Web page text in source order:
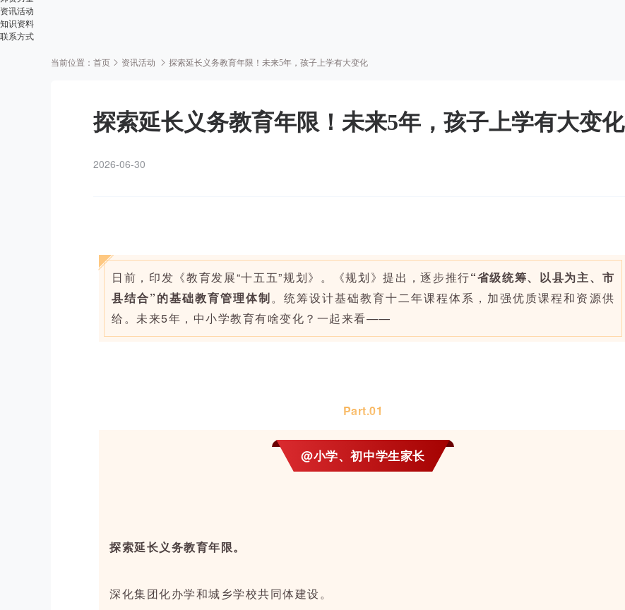
资讯活动
知识资料
联系方式
当前位置： 首页 资讯活动 探索延长义务教育年限！未来5年，孩子上学有大变化
探索延长义务教育年限！未来5年，孩子上学有大变化
2026-06-30
日前，印发《教育发展“十五五”规划》。《规划》提出，逐步推行“省级统筹、以县为主、市
县结合”的基础教育管理体制。统筹设计基础教育十二年课程体系，加强优质课程和资源供
给。未来5年，中小学教育有啥变化？一起来看——
Part.01
@小学、初中学生家长
探索延长义务教育年限。
深化集团化办学和城乡学校共同体建设。